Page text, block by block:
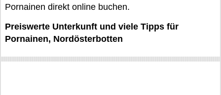
Pornainen direkt online buchen.
Preiswerte Unterkunft und viele Tipps für
Pornainen, Nordösterbotten